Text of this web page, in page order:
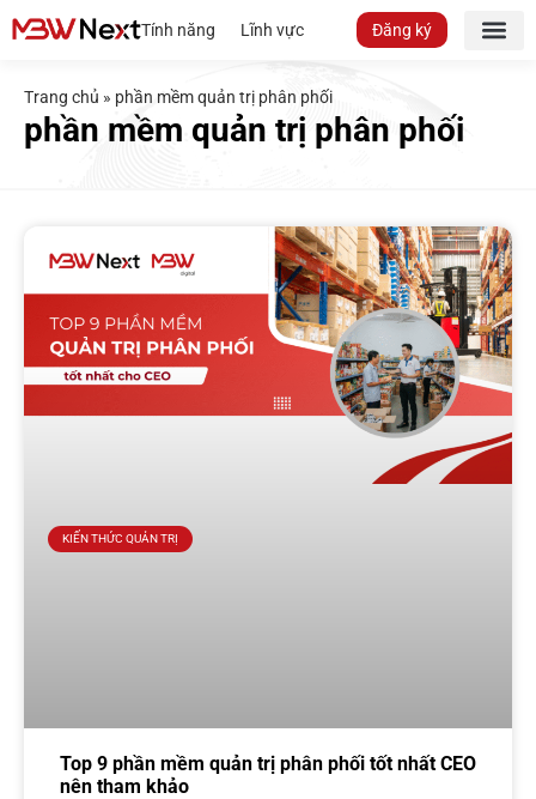
Tính năng Lĩnh vực Đăng ký
Trang chủ » phần mềm quản trị phân phối
phần mềm quản trị phân phối
KIẾN THỨC QUẢN TRỊ
Top 9 phần mềm quản trị phân phối tốt nhất CEO
nên tham khảo